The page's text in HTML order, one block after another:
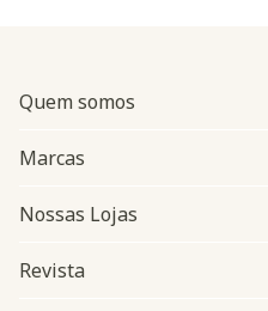
Quem somos
Marcas
Nossas Lojas
Revista